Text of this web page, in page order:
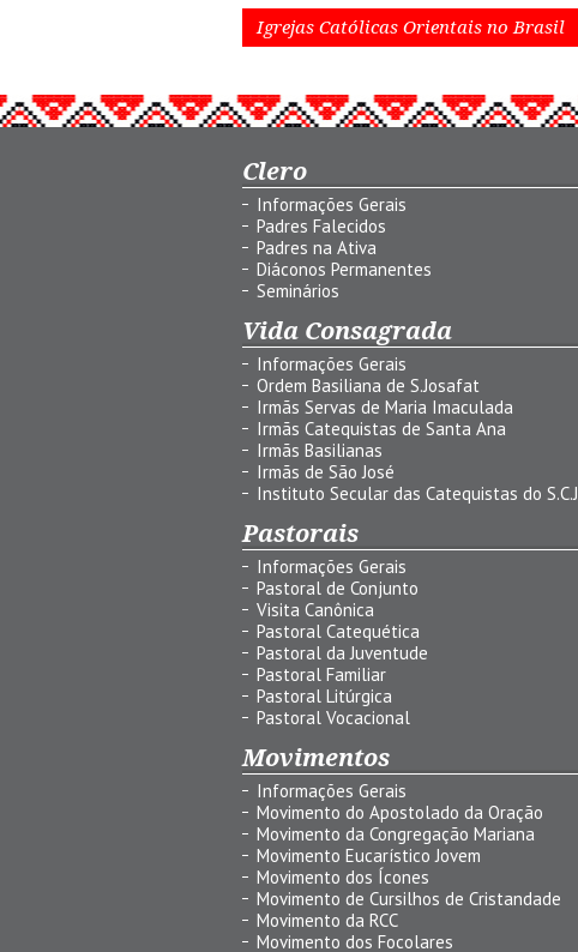
Igrejas Católicas Orientais no Brasil
Clero
Informações Gerais
Padres Falecidos
Padres na Ativa
Diáconos Permanentes
Seminários
Vida Consagrada
Informações Gerais
Ordem Basiliana de S.Josafat
Irmãs Servas de Maria Imaculada
Irmãs Catequistas de Santa Ana
Irmãs Basilianas
Irmãs de São José
Instituto Secular das Catequistas do S.C.J
Pastorais
Informações Gerais
Pastoral de Conjunto
Visita Canônica
Pastoral Catequética
Pastoral da Juventude
Pastoral Familiar
Pastoral Litúrgica
Pastoral Vocacional
Movimentos
Informações Gerais
Movimento do Apostolado da Oração
Movimento da Congregação Mariana
Movimento Eucarístico Jovem
Movimento dos Ícones
Movimento de Cursilhos de Cristandade
Movimento da RCC
Movimento dos Focolares